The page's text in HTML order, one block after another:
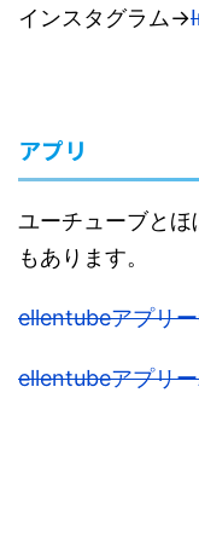
インスタグラム→
アプリ
ユーチューブとほ
もあります。
ellentubeアプリ
ellentubeアプリ